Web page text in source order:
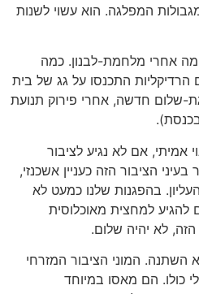
המפלגה. הוא עשוי לשנות
מה אחרי מלחמת-לבנון. כמה
הרדיקליות התכנסו על גג של בית
שלום חדשה, אחרי פירוק תנועת
אמיתי, אם לא נגיע לציבור
הציבור הזה כעניין אשכנזי,
בהפגנות שלנו כמעט לא
להגיע למחצית מאוכלוסית
לא יהיה שלום.
לא השתנה. המוני הציבור המזרחי
כולו. הם מאסו במיוחד